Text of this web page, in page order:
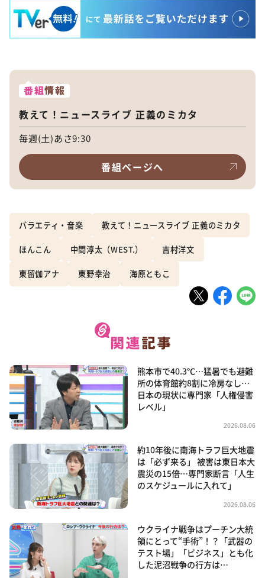
番組情報
教えて！ニュースライブ 正義のミカタ
毎週(土)あさ9:30
番組ページへ
バラエティ・音楽 教えて！ニュースライブ 正義のミカタ
ほんこん 中間淳太（WEST.） 吉村洋文
東留伽アナ 東野幸治 海原ともこ
熊本市で40.3℃…猛暑でも避難
所の体育館約8割に冷房なし…
日本の現状に専門家「人権侵害
レベル」
2026.08.06
約10年後に南海トラフ巨大地震
は「必ず来る」 被害は東日本大
震災の15倍…専門家断言「人生
のスケジュールに入れて」
2026.08.06
ウクライナ戦争はプーチン大統
領にとって“手術”！？「武器の
テスト場」「ビジネス」とも化
した泥沼戦争の行方は…